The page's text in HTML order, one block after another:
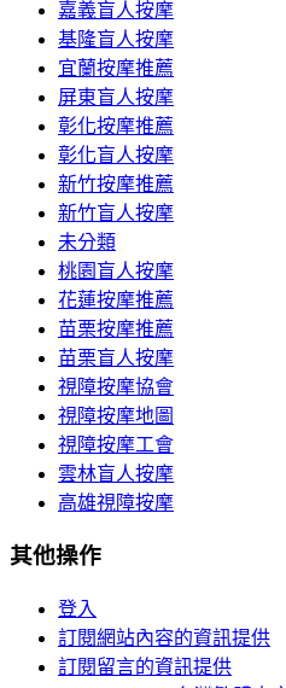
嘉義盲人按摩
基隆盲人按摩
宜蘭按摩推薦
屏東盲人按摩
彰化按摩推薦
彰化盲人按摩
新竹按摩推薦
新竹盲人按摩
未分類
桃園盲人按摩
花蓮按摩推薦
苗栗按摩推薦
苗栗盲人按摩
視障按摩協會
視障按摩地圖
視障按摩工會
雲林盲人按摩
高雄視障按摩
其他操作
登入
訂閱網站內容的資訊提供
訂閱留言的資訊提供